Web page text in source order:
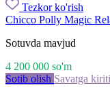
Tezkor ko'rish
Chicco Polly Magic
Sotuvda mavjud
4 200 000 so'm
Sotib olish Savatga